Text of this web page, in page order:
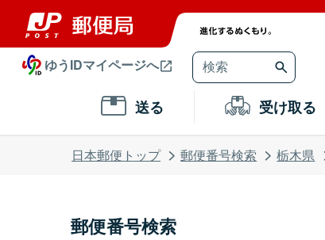
ゆうIDマイページへ
送る 受け取る
日本郵便トップ 郵便番号検索 栃木県
郵便番号検索